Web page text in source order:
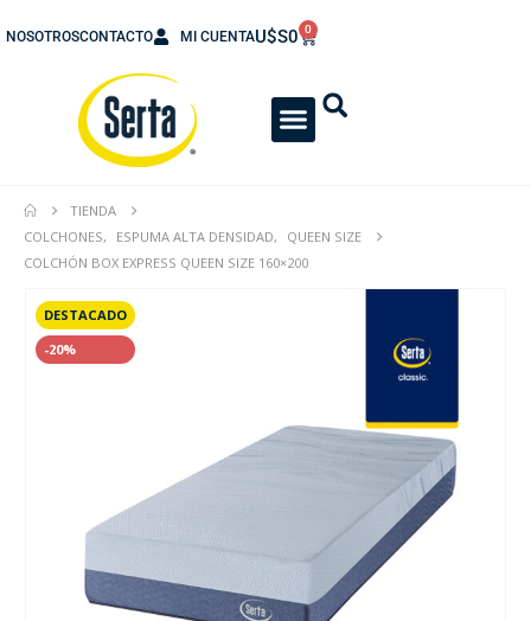
NOSOTROSCONTACTO MI CUENTAU$S0 0
TIENDA
COLCHONES, ESPUMA ALTA DENSIDAD,
QUEEN SIZE
COLCHÓN BOX EXPRESS QUEEN SIZE 160×200
DESTACADO
-20%